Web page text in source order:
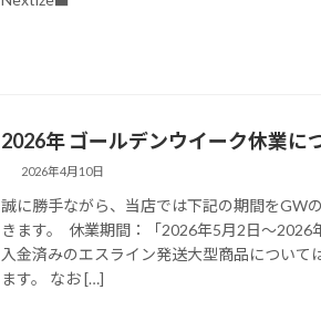
2026年 ゴールデンウイーク休業に
2026年4月10日
誠に勝手ながら、当店では下記の期間をGW
きます。 休業期間：「2026年5月2日～2026
入金済みのエスライン発送大型商品について
ます。 なお […]